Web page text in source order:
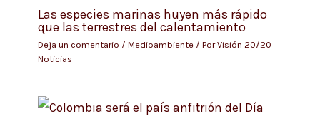
Las especies marinas huyen más rápido
que las terrestres del calentamiento
Deja un comentario / Medioambiente/ PorVisión 20/20
Noticias